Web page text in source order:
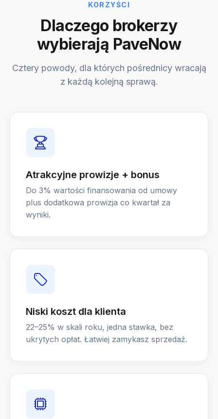
KORZYŚCI
Dlaczego brokerzy
wybierają PaveNow
Cztery powody, dla których pośrednicy wracają
z każdą kolejną sprawą.
Atrakcyjne prowizje + bonus
Do 3% wartości finansowania od umowy
plus dodatkowa prowizja co kwartał za
wyniki.
Niski koszt dla klienta
22–25% w skali roku, jedna stawka, bez
ukrytych opłat. Łatwiej zamykasz sprzedaż.